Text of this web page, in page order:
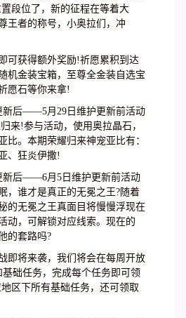
段位了，新的征程在等着大
王者的称号，小奥拉们，冲
可获得额外奖励!祈愿累积到达
机金装宝箱，至尊全金装自选宝
愿石等你来拿!
新后——5月29日维护更新前活动
来!参与活动，使用奥拉晶石，
比。本期荣耀归来神宠亚比有：
、狂炎伊撒!
新后——6月5日维护更新前活动
，谁才是真正的无冕之王?随着
的无冕之王真面目将慢慢浮现在
动，可解锁对应线索。现在的
的套路吗?
即将来袭，我们将会在每周开放
础任务，完成每个任务即可领
区下所有基础任务，还可领取